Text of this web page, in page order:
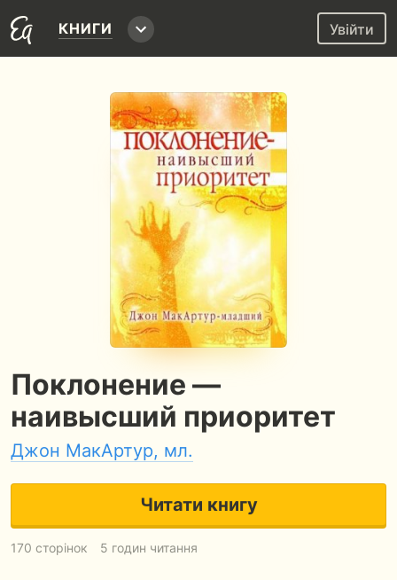
КНИГИ Увійти
Поклонение —
наивысший приоритет
Джон МакАртур, мл.
Читати книгу
170 сторінок 5 годин читання